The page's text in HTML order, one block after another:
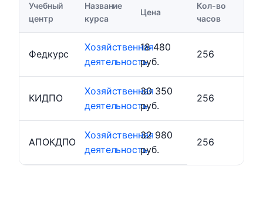
Учебный
центр
Название
курса
Цена
Кол-во
часов
Федкурс
Хозяйственная
деятельность
18 480
руб.
256
КИДПО
Хозяйственная
деятельность
30 350
руб.
256
АПОКДПО
Хозяйственная
деятельность
32 980
руб.
256